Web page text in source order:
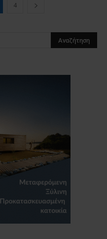
4
μας!